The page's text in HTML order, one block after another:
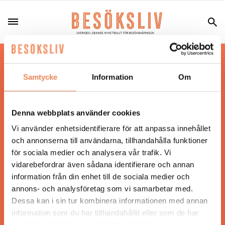
Samtycke Information Om
Denna webbplats använder cookies
Vi använder enhetsidentifierare för att anpassa innehållet
och annonserna till användarna, tillhandahålla funktioner
för sociala medier och analysera vår trafik. Vi
vidarebefordrar även sådana identifierare och annan
information från din enhet till de sociala medier och
annons- och analysföretag som vi samarbetar med.
Dessa kan i sin tur kombinera informationen med annan
information som du har tillhandahållit eller som de har
Hos oss läser du landets mest uppdaterade
nyheter och snackisar inom besöksnäringen.
Besöksliv i sin tryckta form är ett affärsmagasin
Tidningen ges ut avVisita
ANSVARIG UTGIVARE
Jonas Siljhammar
UPPHOVSRÄTT